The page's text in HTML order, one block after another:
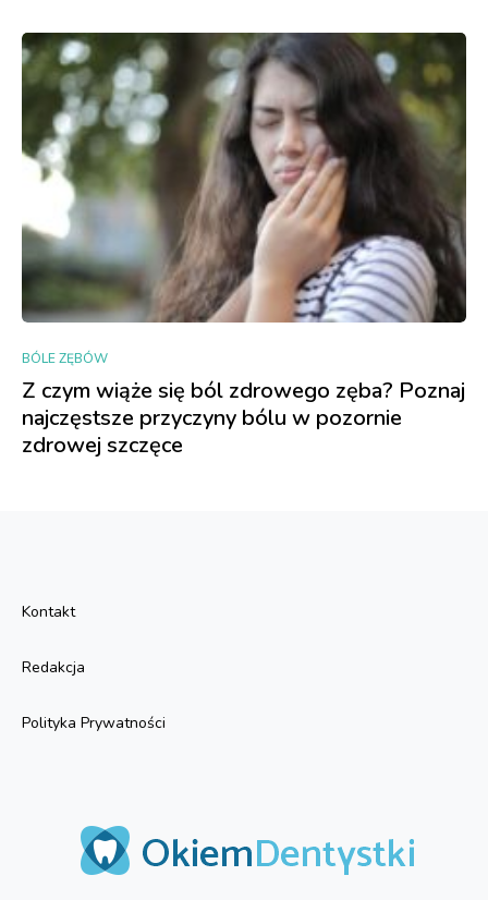
BÓLE ZĘBÓW
Z czym wiąże się ból zdrowego zęba? Poznaj
najczęstsze przyczyny bólu w pozornie
zdrowej szczęce
Kontakt
Redakcja
Polityka Prywatności